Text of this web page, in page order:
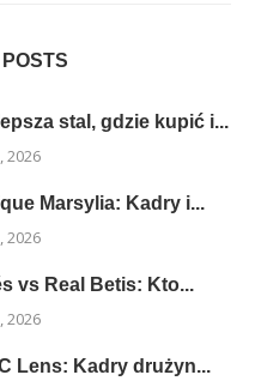
stal, gdzie kupić i...
2026
Marsylia: Kadry i...
2026
vs Real Betis: Kto...
2026
Lens: Kadry drużyn...